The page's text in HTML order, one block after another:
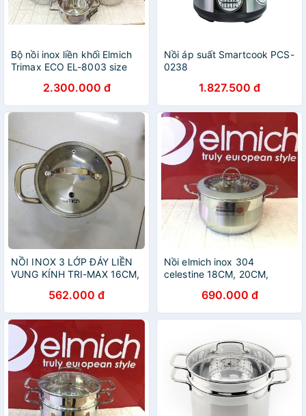
Bộ nồi inox liền khối Elmich
Trimax ECO EL-8003 size
2.300.000 đ
Nồi áp suất Smartcook PCS-
0238
1.827.500 đ
NỒI INOX 3 LỚP ĐÁY LIỀN
VUNG KÍNH TRI-MAX 16CM,
28CM EL-
3731/EL3732/EL3733/EL3734/EL3735/EL3736
562.000 đ
Nồi elmich inox 304
celestine 18CM, 20CM,
690.000 đ